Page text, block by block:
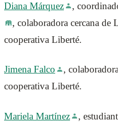
Diana Márquez ,
, colaboradora cercana de
cooperativa Liberté.
Jimena Falco
,
cooperativa Liberté.
Mariela Martínez
,